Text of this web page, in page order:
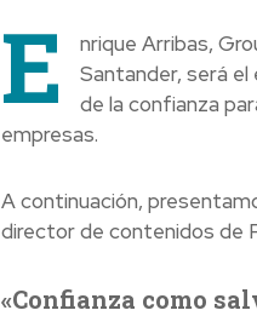
E
nrique Arribas,
Santander, será
de la confianza
empresas.
A continuación,
director de contenidos de
«Confianza como